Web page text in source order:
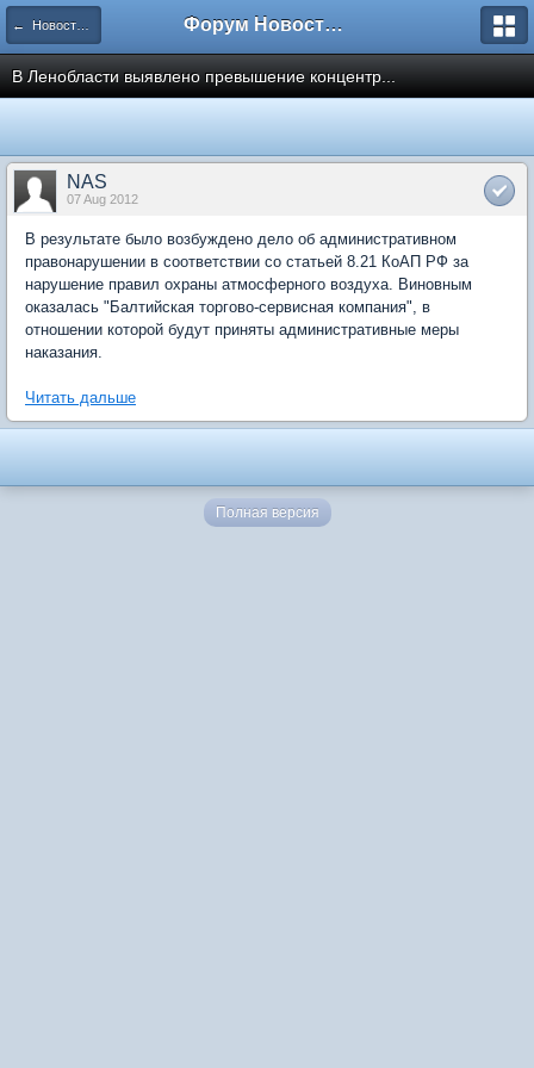
← Новости рынка недвижимости Форум Новостройки
В Ленобласти выявлено превышение концентр...
NAS
07 Aug 2012
В результате было возбуждено дело об административном
правонарушении в соответствии со статьей 8.21 КоАП РФ за
нарушение правил охраны атмосферного воздуха. Виновным
оказалась "Балтийская торгово-сервисная компания", в
отношении которой будут приняты административные меры
наказания.
Читать дальше
Полная версия